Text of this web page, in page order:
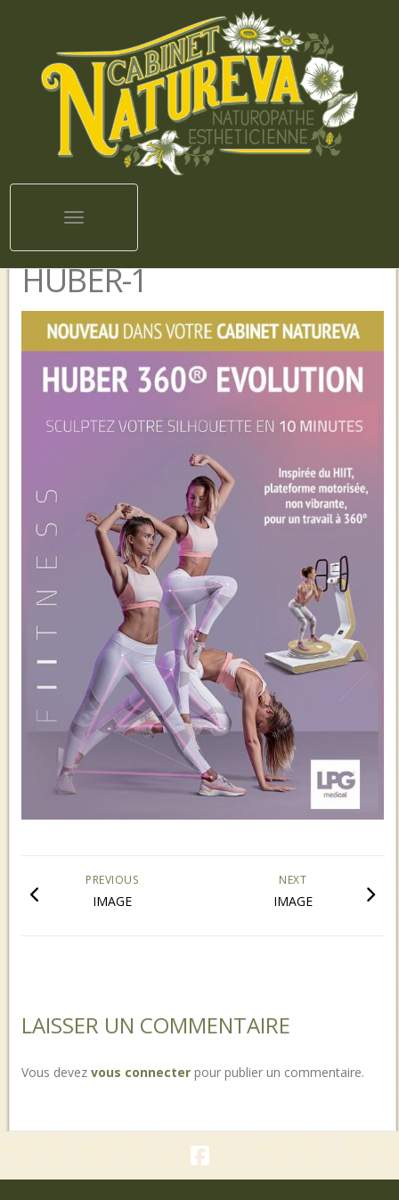
Toggle navigation
HUBER-1
NEXT
IMAGE
PREVIOUS
IMAGE
LAISSER UN COMMENTAIRE
Vous devez vous connecterpour publier un commentaire.